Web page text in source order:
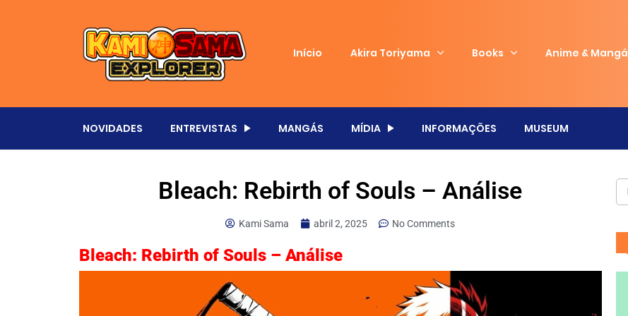
Início Akira Toriyama Books Anime & Mangá
NOVIDADES ENTREVISTAS MANGÁS MÍDIA INFORMAÇÕES MUSEUM
Bleach: Rebirth of Souls – Análise
Kami Sama abril 2, 2025 No Comments
Bleach: Rebirth of Souls – Análise